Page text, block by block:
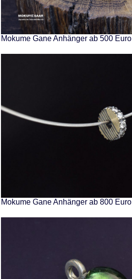
Mokume Gane Anhänger ab 500 Euro
Mokume Gane Anhänger ab 800 Euro